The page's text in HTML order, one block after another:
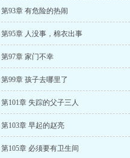
第93章 有危险的热闹
第95章 人没事，棉衣出事
第97章 家门不幸
第99章 孩子去哪里了
第101章 失踪的父子三人
第103章 早起的赵亮
第105章 必须要有卫生间